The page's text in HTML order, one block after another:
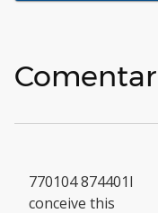
770104 874401I
conceive this